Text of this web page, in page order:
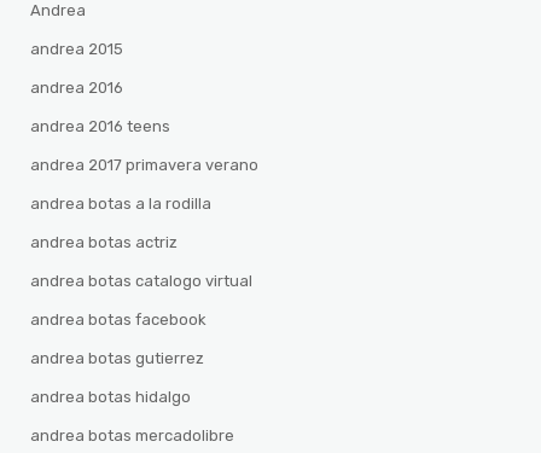
Andrea
andrea 2015
andrea 2016
andrea 2016 teens
andrea 2017 primavera verano
andrea botas a la rodilla
andrea botas actriz
andrea botas catalogo virtual
andrea botas facebook
andrea botas gutierrez
andrea botas hidalgo
andrea botas mercadolibre